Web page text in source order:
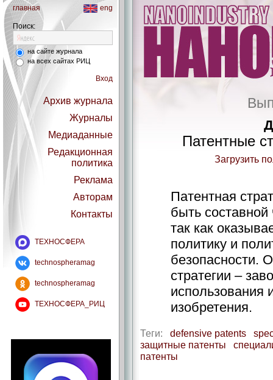
главная eng
Поиск:
на сайте журнала
на всех сайтах РИЦ
Вход
Архив журнала
Журналы
Медиаданные
Редакционная
политика
Реклама
Авторам
Контакты
ТЕХНОСФЕРА
technospheramag
technospheramag
ТЕХНОСФЕРА_РИЦ
Патентные
Загрузить
Патентная
быть составной
так как
политику и
безопасности.
стратегии –
использования
изобретения.
Теги: defensive patents
защитные патенты
патенты